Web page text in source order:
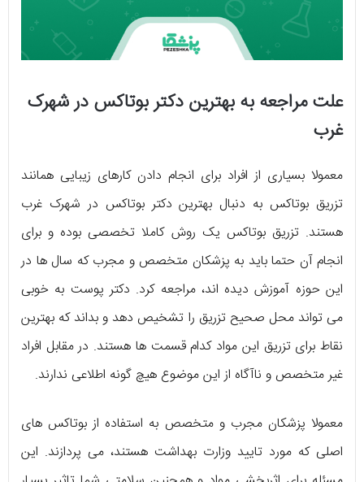
علت مراجعه به بهترین دکتر بوتاکس در شهرک
غرب
معمولا بسیاری از افراد برای انجام دادن کارهای زیبایی همانند
تزریق بوتاکس به دنبال بهترین دکتر بوتاکس در شهرک غرب
هستند. تزریق بوتاکس یک روش کاملا تخصصی بوده و برای
انجام آن حتما باید به پزشکان متخصص و مجرب که سال‌ ها در
این حوزه آموزش دیده‌ اند، مراجعه کرد. دکتر پوست به خوبی
می‌ تواند محل صحیح تزریق را تشخیص دهد و بداند که بهترین
نقاط برای تزریق این مواد کدام قسمت‌ ها هستند. در مقابل افراد
غیر متخصص و ناآگاه از این موضوع هیچ گونه اطلاعی ندارند.
معمولا پزشکان مجرب و متخصص به استفاده از بوتاکس های
اصلی که مورد تایید وزارت بهداشت هستند، می‌ پردازند. این